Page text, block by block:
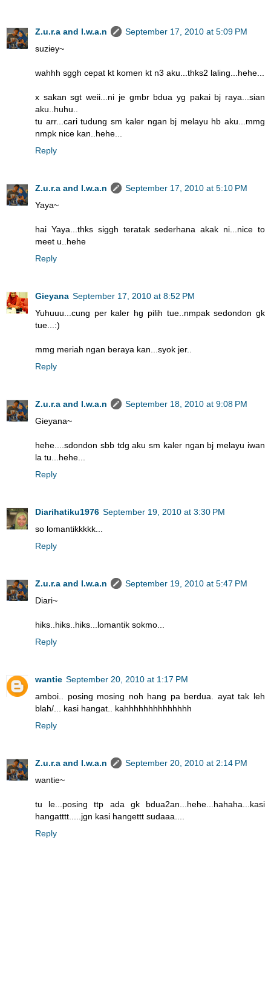
Z.u.r.a and I.w.a.n
September 17, 2010 at 5:09 PM
suziey~
wahhh sggh cepat kt komen kt n3 aku...thks2 laling...hehe...
x sakan sgt weii...ni je gmbr bdua yg pakai bj raya...sian
aku..huhu..
tu arr...cari tudung sm kaler ngan bj melayu hb aku...mmg
nmpk nice kan..hehe...
Reply
Z.u.r.a and I.w.a.n
September 17, 2010 at 5:10 PM
Yaya~
hai Yaya...thks siggh teratak sederhana akak ni...nice to
meet u..hehe
Reply
Gieyana September 17, 2010 at 8:52 PM
Yuhuuu...cung per kaler hg pilih tue..nmpak sedondon gk
tue...:)
mmg meriah ngan beraya kan...syok jer..
Reply
Z.u.r.a and I.w.a.n
September 18, 2010 at 9:08 PM
Gieyana~
hehe....sdondon sbb tdg aku sm kaler ngan bj melayu iwan
la tu...hehe...
Reply
Diarihatiku1976 September 19, 2010 at 3:30 PM
so lomantikkkkk...
Reply
Z.u.r.a and I.w.a.n
September 19, 2010 at 5:47 PM
Diari~
hiks..hiks..hiks...lomantik sokmo...
Reply
wantie September 20, 2010 at 1:17 PM
amboi.. posing mosing noh hang pa berdua. ayat tak leh
blah/... kasi hangat.. kahhhhhhhhhhhhhh
Reply
Z.u.r.a and I.w.a.n
September 20, 2010 at 2:14 PM
wantie~
tu le...posing ttp ada gk bdua2an...hehe...hahaha...kasi
hangatttt.....jgn kasi hangettt sudaaa....
Reply